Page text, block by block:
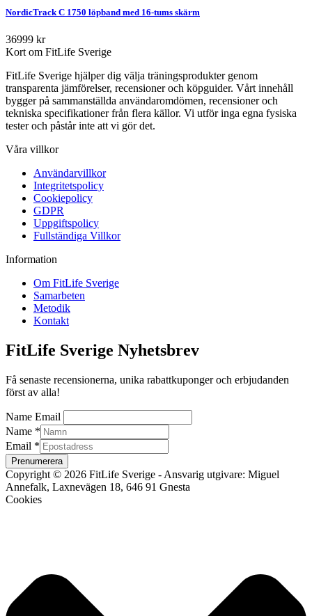
NordicTrack C 1750 löpband med 16-tums skärm
36999 kr
Kort om FitLife Sverige
FitLife Sverige hjälper dig välja träningsprodukter genom
transparenta jämförelser, recensioner och köpguider. Vårt innehåll
bygger på sammanställda användaromdömen, recensioner och
tekniska specifikationer från flera källor. Vi utför inga egna fysiska
tester och påstår inte att vi gör det.
Våra villkor
Användarvillkor
Integritetspolicy
Cookiepolicy
GDPR
Uppgiftspolicy
Fullständiga Villkor
Information
Om FitLife Sverige
Samarbeten
Metodik
Kontakt
FitLife Sverige Nyhetsbrev
Få senaste recensionerna, unika rabattkuponger och erbjudanden
först av alla!
Name Email
Name *
Email *
Prenumerera
Copyright © 2026 FitLife Sverige - Ansvarig utgivare: Miguel
Annefalk, Laxnevägen 18, 646 91 Gnesta
Cookies